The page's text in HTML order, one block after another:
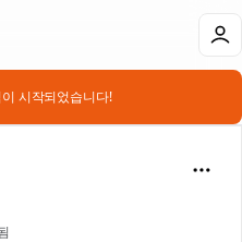
시작되었습니다!